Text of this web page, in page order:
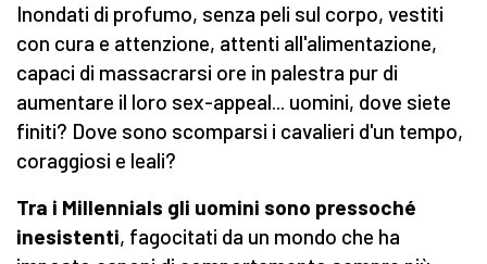
Inondati di profumo, senza peli sul corpo, vestiti
con cura e attenzione, attenti all'alimentazione,
capaci di massacrarsi ore in palestra pur di
aumentare il loro sex-appeal... uomini, dove siete
finiti? Dove sono scomparsi i cavalieri d'un tempo,
coraggiosi e leali?
Tra i Millennials gli uomini sono pressoché
inesistenti, fagocitati da un mondo che ha